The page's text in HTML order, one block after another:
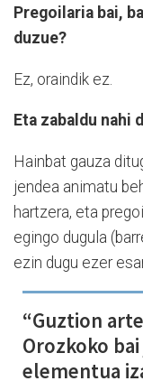
Pregoilaria bai,
duzue?
Ez, oraindik ez.
Eta zabaldu nahi
Hainbat gauza
jendea animatu
hartzera, eta
egingo dugula
ezin dugu ezer
“Guztion
Orozkoko
elementua